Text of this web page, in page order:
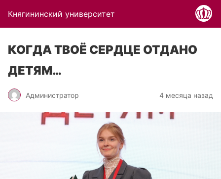
Княгининский университет
КОГДА ТВОЁ СЕРДЦЕ ОТДАНО
ДЕТЯМ…
Администратор 4 месяца назад